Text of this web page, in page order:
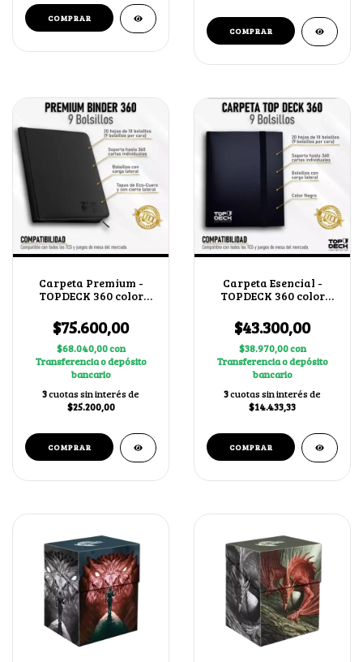
Carpeta Premium -
TOPDECK 360 color
$75.600,00
$68.040,00con
Transferencia o depósito
bancario
3cuotas sin interés de
$25.200,00
Carpeta Esencial -
TOPDECK 360 color
$43.300,00
$38.970,00con
Transferencia o depósito
bancario
3cuotas sin interés de
$14.433,33